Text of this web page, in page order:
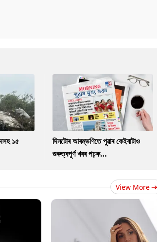
১৫
দিনটোৰ আৰম্ভণিতে পুৱাৰ কেইবাটাও
গুৰুত্বপূৰ্ণ খবৰ পঢ়ক…
View More